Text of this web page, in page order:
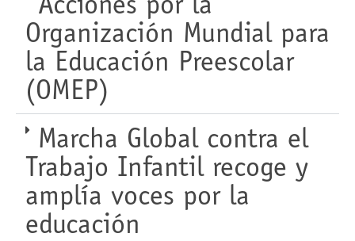
Organización Mundial para
la Educación Preescolar
(OMEP)
Marcha Global contra el
Trabajo Infantil recoge y
amplía voces por la
educación